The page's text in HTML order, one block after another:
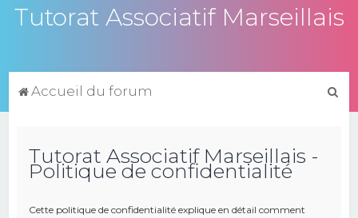
Tutorat Associatif Marseillais
Accueil du forum
Tutorat Associatif Marseillais -
Politique de confidentialité
Cette politique de confidentialité explique en détail comment